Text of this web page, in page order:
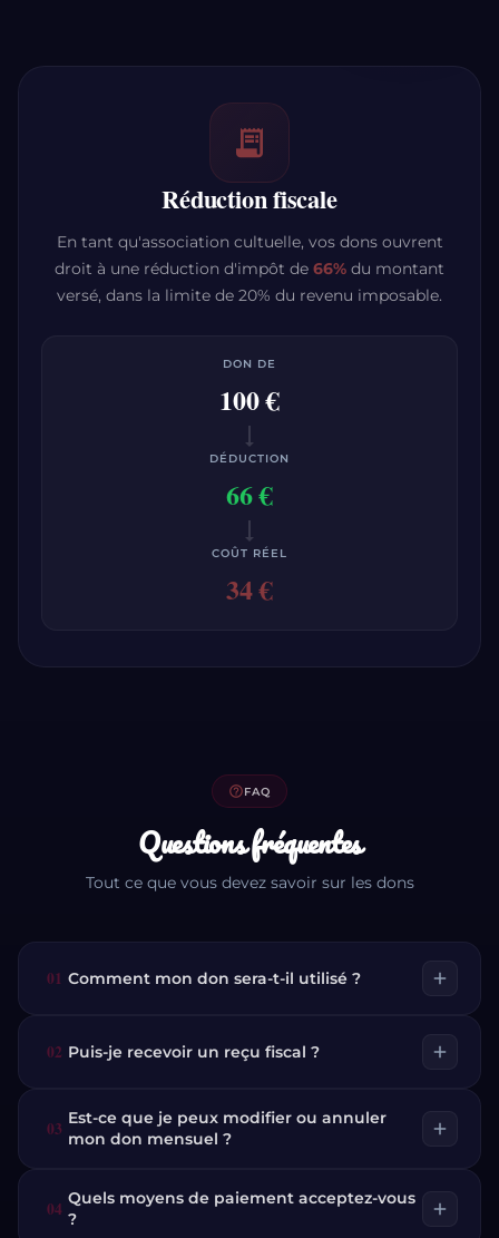
receipt_long
Réduction fiscale
En tant qu'association cultuelle, vos dons ouvrent
droit à une réduction d'impôt de 66% du montant
versé, dans la limite de 20% du revenu imposable.
DON DE
100 €
trending_flat
DÉDUCTION
66 €
trending_flat
COÛT RÉEL
34 €
help_outlineFAQ
Questions fréquentes
Tout ce que vous devez savoir sur les dons
01 Comment mon don sera-t-il utilisé ? add
02 Puis-je recevoir un reçu fiscal ? add
03 Est-ce que je peux modifier ou annuler
mon don mensuel ?
add
04 Quels moyens de paiement acceptez-vous
?
add